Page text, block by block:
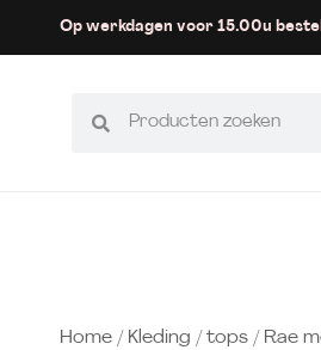
Op werkdagen voor 15.00u
Home / Kleding / tops / Rae